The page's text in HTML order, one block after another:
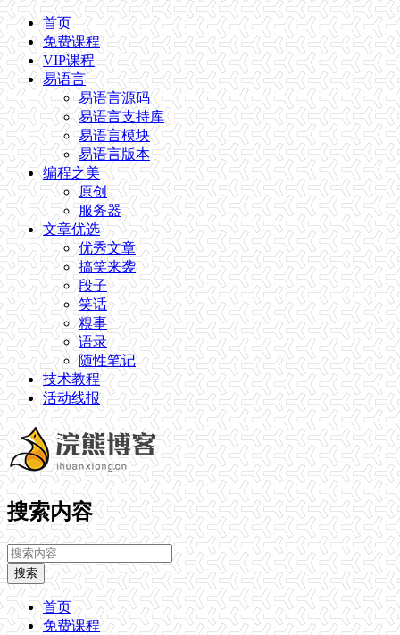
首页
免费课程
VIP课程
易语言
易语言源码
易语言支持库
易语言模块
易语言版本
编程之美
原创
服务器
文章优选
优秀文章
搞笑来袭
段子
笑话
糗事
语录
随性笔记
技术教程
活动线报
搜索内容
搜索
首页
免费课程